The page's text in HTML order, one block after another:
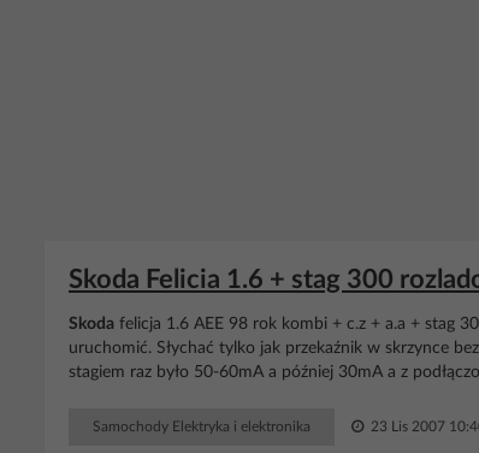
Skoda Felicia 1.6 + stag 300
Skoda felicja 1.6 AEE 98 rok kombi + c.z + a.a + stag
uruchomić. Słychać tylko jak przekaźnik w skrzynce
stagiem raz było 50-60mA a później 30mA a z
Samochody Elektryka i elektronika 23 Lis 2007